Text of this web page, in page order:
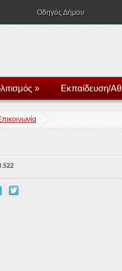
Οδηγός Δήμου
» Εκπαίδευση/